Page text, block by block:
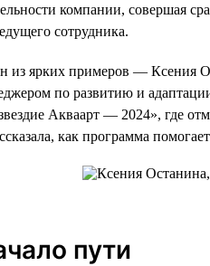
компании, совершая
сотрудника.
из ярких примеров — Ксения
по развитию и
Акваарт — 2024», где
как программа
пути